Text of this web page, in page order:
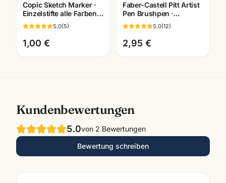
Copic Sketch Marker ·
Einzelstifte alle Farben
E0000-110 ·
Künstlerbedarf
Mannheim
5.0(5)
1,00 €
Faber-Castell Pitt Artist
Pen Brushpen ·
pigmentiert
dokumentenecht · alle
Farben
5.0(12)
2,95 €
Kundenbewertungen
5.0von 2 Bewertungen
Bewertung schreiben